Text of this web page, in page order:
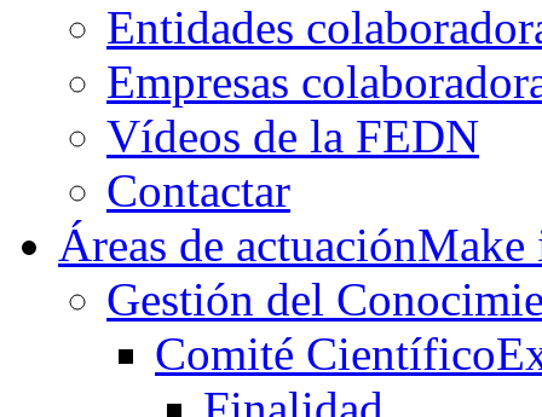
Entidades
Empresas
Vídeos de la FEDN
Contactar
Áreas de actuación
Gestión del
Comité Científico